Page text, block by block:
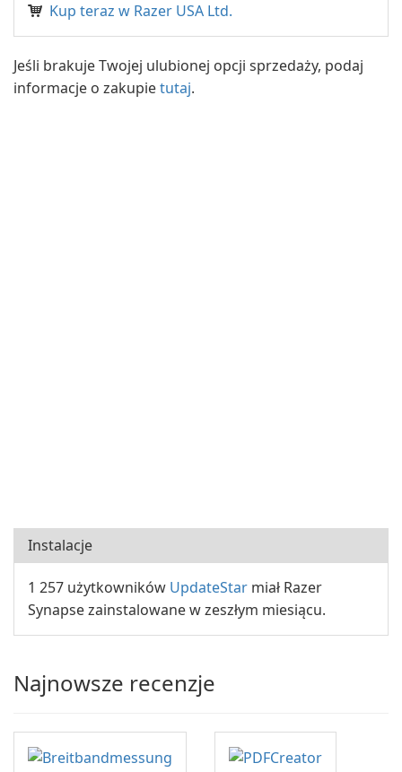
Kup teraz w Razer USA Ltd.
Jeśli brakuje Twojej ulubionej opcji sprzedaży, podaj
informacje o zakupietutaj.
Instalacje
1 257 użytkowników UpdateStar miał Razer
Synapse zainstalowane w zeszłym miesiącu.
Najnowsze recenzje